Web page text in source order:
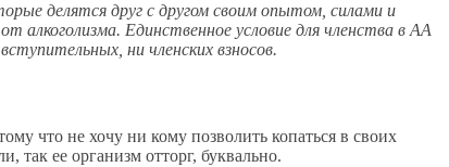
делятся друг с другом своим опытом, силами и
алкоголизма. Единственное условие для членства в АА
ни членских взносов.
что не хочу ни кому позволить копаться в своих
так ее организм отторг, буквально.